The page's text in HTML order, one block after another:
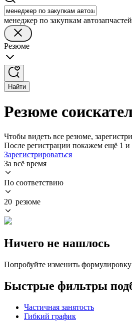
менеджер по закупкам автозапчастей
Резюме
Найти
Резюме
Чтобы видеть все резюме,
После регистрации покажем ещё 1 и
Зарегистрироваться
За всё время
По соответствию
20 резюме
Ничего не нашлось
Попробуйте изменить
Быстрые фильтры
Частичная занятость
Гибкий график